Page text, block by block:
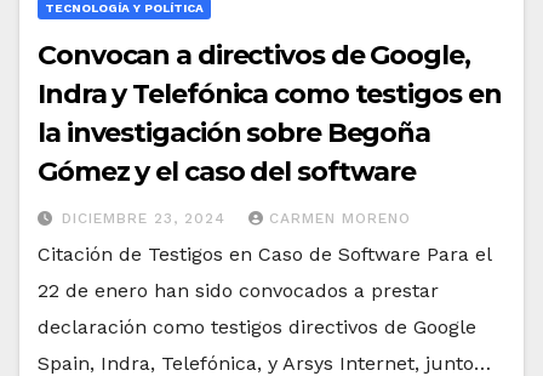
TECNOLOGÍA Y POLÍTICA
Convocan a directivos de Google,
Indra y Telefónica como testigos en
la investigación sobre Begoña
Gómez y el caso del software
DICIEMBRE 23, 2024 CARMEN MORENO
Citación de Testigos en Caso de Software Para el
22 de enero han sido convocados a prestar
declaración como testigos directivos de Google
Spain, Indra, Telefónica, y Arsys Internet, junto…